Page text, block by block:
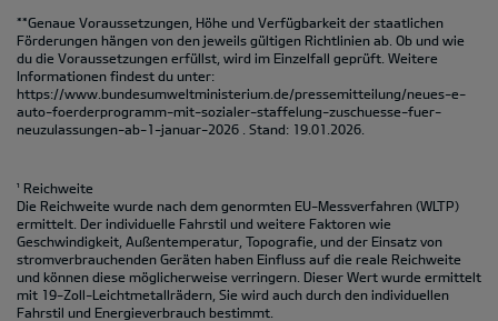
**Genaue Voraussetzungen, Höhe und Verfügbarkeit der staatlichen
Förderungen hängen von den jeweils gültigen Richtlinien ab. Ob und wie
du die Voraussetzungen erfüllst, wird im Einzelfall geprüft. Weitere
Informationen findest du unter:
https://www.bundesumweltministerium.de/pressemitteilung/neues-e-
auto-foerderprogramm-mit-sozialer-staffelung-zuschuesse-fuer-
neuzulassungen-ab-1-januar-2026 . Stand: 19.01.2026.
¹ Reichweite
Die Reichweite wurde nach dem genormten EU-Messverfahren (WLTP)
ermittelt. Der individuelle Fahrstil und weitere Faktoren wie
Geschwindigkeit, Außentemperatur, Topografie‚ und der Einsatz von
stromverbrauchenden Geräten haben Einfluss auf die reale Reichweite
und können diese möglicherweise verringern. Dieser Wert wurde ermittelt
mit 19-Zoll-Leichtmetallrädern, Sie wird auch durch den individuellen
Fahrstil und Energieverbrauch bestimmt.